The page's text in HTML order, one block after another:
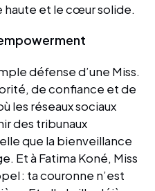
haute et le cœur solide.
défense d’une Miss.
de confiance et de
les réseaux sociaux
des tribunaux
que la bienveillance
Et à Fatima Koné, Miss
: ta couronne n’est